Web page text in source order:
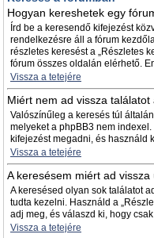
Hogyan kereshetek egy
Írd be a keresendő kifejezést
rendelkezésre áll a fórum
részletes keresést a „Részletes
fórum összes oldalán elérhető.
Vissza a tetejére
Miért nem ad vissza
Valószínűleg a keresés túl
melyeket a phpBB3 nem
kifejezést megadni, és használd
Vissza a tetejére
A keresésem miért ad vissza
A keresésed olyan sok találatot
tudta kezelni. Használd a
adj meg, és válaszd ki, hogy
Vissza a tetejére